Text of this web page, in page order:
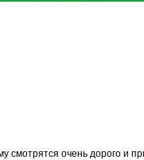
смотрятся очень дорого и